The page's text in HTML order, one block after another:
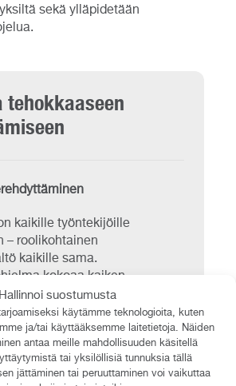
Hallinnoi suostumusta
käytämme teknologioita, kuten
ja/tai käyttääksemme laitetietoja. Näiden
antaa meille mahdollisuuden käsitellä
tai yksilöllisiä tunnuksia tällä
jättäminen tai peruuttaminen voi vaikuttaa
sekä ylläpidetään
tehokkaaseen
kaikille työntekijöille
– roolikohtainen
kaikille sama.
kokoaa kaiken
paikkaan – ei etsimistä
tehostuu.
erilaisia toimintaohjeita,
lähivalmennuksia.
tuo joustavuutta
suorittamiseen.